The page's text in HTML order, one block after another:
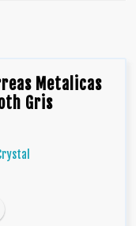
Metalicas
Gris